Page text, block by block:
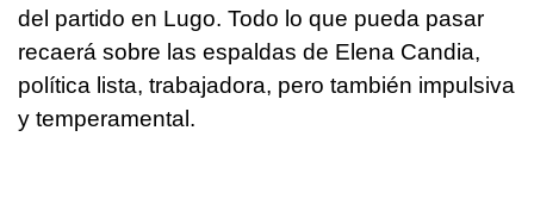
del partido en Lugo. Todo lo que pueda pasar
recaerá sobre las espaldas de Elena Candia,
política lista, trabajadora, pero también impulsiva
y temperamental.